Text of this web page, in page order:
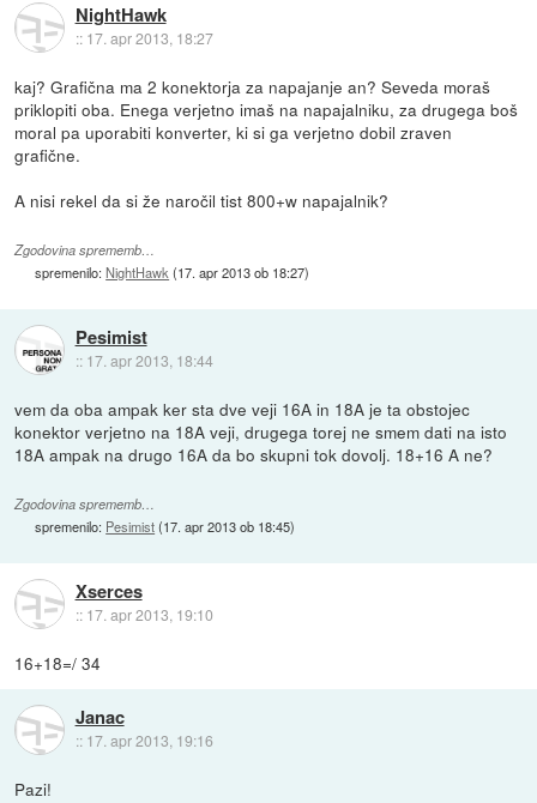
NightHawk
:: 17. apr 2013, 18:27
kaj? Grafična ma 2 konektorja za napajanje an? Seveda moraš
priklopiti oba. Enega verjetno imaš na napajalniku, za drugega boš
moral pa uporabiti konverter, ki si ga verjetno dobil zraven
grafične.
A nisi rekel da si že naročil tist 800+w napajalnik?
Zgodovina sprememb…
spremenilo:NightHawk (17. apr 2013 ob 18:27)
Pesimist
:: 17. apr 2013, 18:44
vem da oba ampak ker sta dve veji 16A in 18A je ta obstojec
konektor verjetno na 18A veji, drugega torej ne smem dati na isto
18A ampak na drugo 16A da bo skupni tok dovolj. 18+16 A ne?
Zgodovina sprememb…
spremenilo: Pesimist(17. apr 2013 ob 18:45)
Xserces
:: 17. apr 2013, 19:10
16+18=/ 34
Janac
:: 17. apr 2013, 19:16
Pazi!